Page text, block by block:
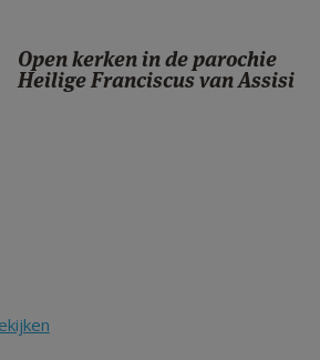
Open kerken in de parochie
Heilige Franciscus van Assisi